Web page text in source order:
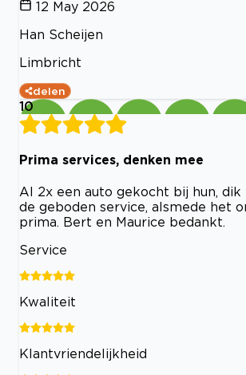
12 May 2026
Han Scheijen
Limbricht
delen
10
Prima services, denken mee
Al 2x een auto gekocht bij hun, dik
de geboden service, alsmede het
prima. Bert en Maurice bedankt.
Service
Kwaliteit
Klantvriendelijkheid